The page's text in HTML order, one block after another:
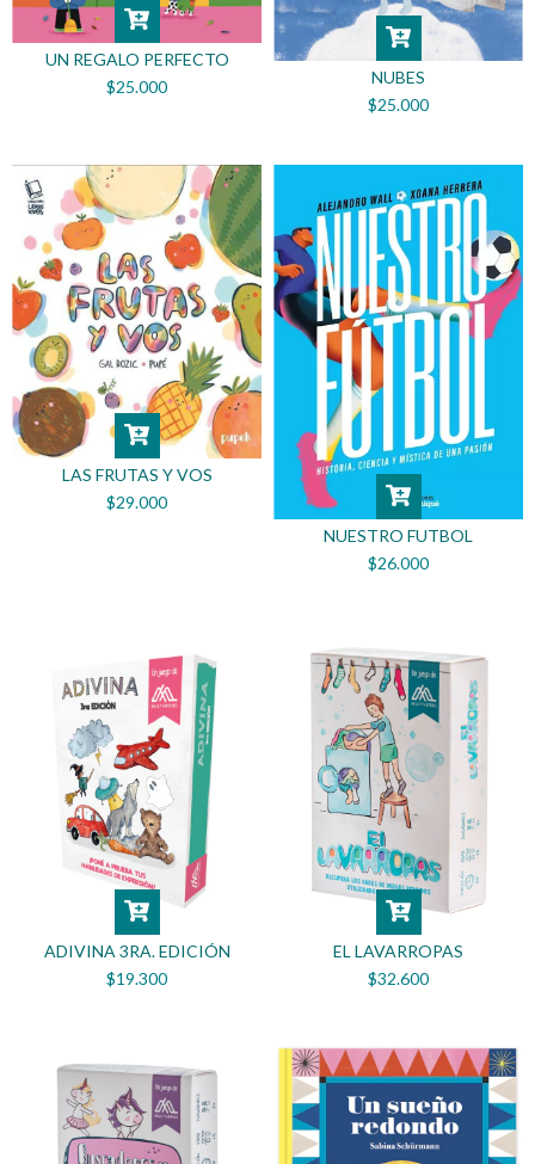
UN REGALO PERFECTO
$25.000
NUBES
$25.000
LAS FRUTAS Y VOS
$29.000
NUESTRO FUTBOL
$26.000
ADIVINA 3RA. EDICIÓN
$19.300
EL LAVARROPAS
$32.600